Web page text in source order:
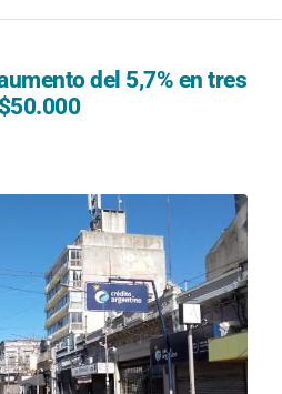
del 5,7% en tres